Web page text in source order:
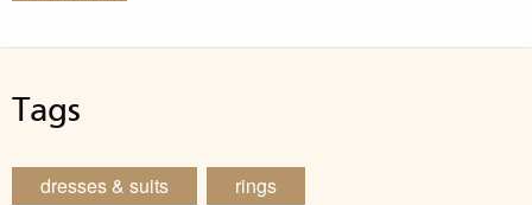
Tags
dresses & suits
rings